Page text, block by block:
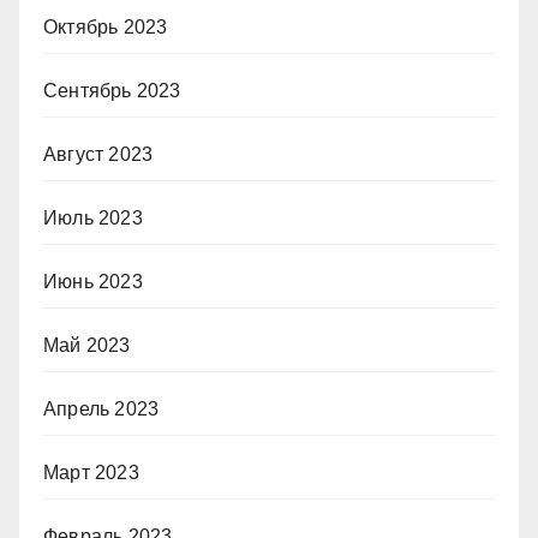
Октябрь 2023
Сентябрь 2023
Август 2023
Июль 2023
Июнь 2023
Май 2023
Апрель 2023
Март 2023